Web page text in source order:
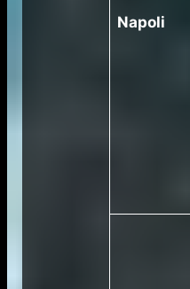
Napoli